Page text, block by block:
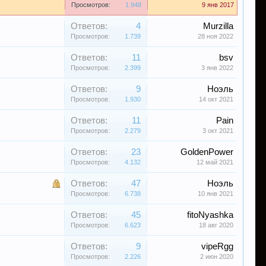
Просмотров: 1.948 9 янв 2017
Ответов: 4
Просмотров: 1.739
Murzilla
28 ноя 2022
Ответов: 11
Просмотров: 2.399
bsv
3 янв 2022
Ответов: 9
Просмотров: 1.930
Ноэль
14 окт 2021
Ответов: 11
Просмотров: 2.279
Pain
3 окт 2021
Ответов: 23
Просмотров: 4.132
GoldenPower
12 май 2021
Ответов: 47
Просмотров: 6.738
Ноэль
10 янв 2021
Ответов: 45
Просмотров: 6.623
fitoNyashka
18 авг 2020
Ответов: 9
Просмотров: 2.226
vipeRgg
2 июн 2020